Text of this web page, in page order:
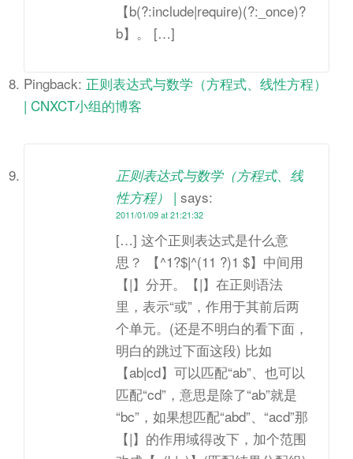
【b(?:include|require)(?:_once)?
b】。 […]
Pingback: 正则表达式与数学（方程式、线性方程）
| CNXCT小组的博客
正则表达式与数学（方程式、线
性方程） | says:
2011/01/09 at 21:21:32
[…] 这个正则表达式是什么意
思？ 【^1?$|^(11 ?)1 $】中间用
【|】分开。【|】在正则语法
里，表示“或”，作用于其前后两
个单元。(还是不明白的看下面，
明白的跳过下面这段) 比如
【ab|cd】可以匹配“ab”、也可以
匹配“cd”，意思是除了“ab”就是
“bc”，如果想匹配“abd”、“acd”那
【|】的作用域得改下，加个范围